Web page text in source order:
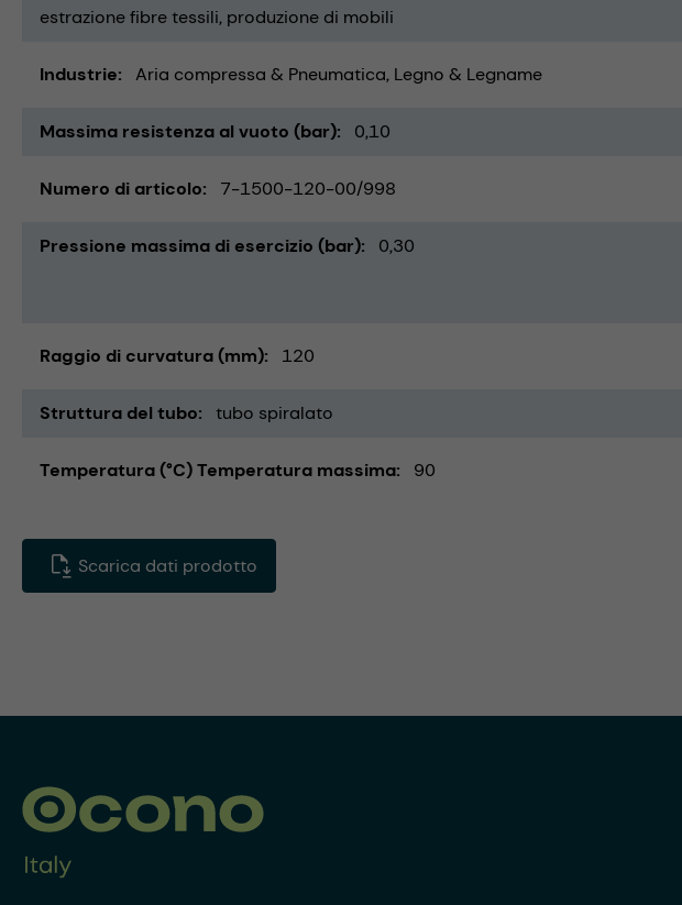
estrazione fibre tessili produzione di mobili
Industrie Aria compressa & Pneumatica Legno & Legname
Massima resistenza al vuoto (bar) 0,10
Numero di articolo 7-1500-120-00/998
Pressione massima di esercizio (bar) 0,30
Raggio di curvatura (mm) 120
Struttura del tubo tubo spiralato
Temperatura (°C) Temperatura massima 90
Scarica dati prodotto